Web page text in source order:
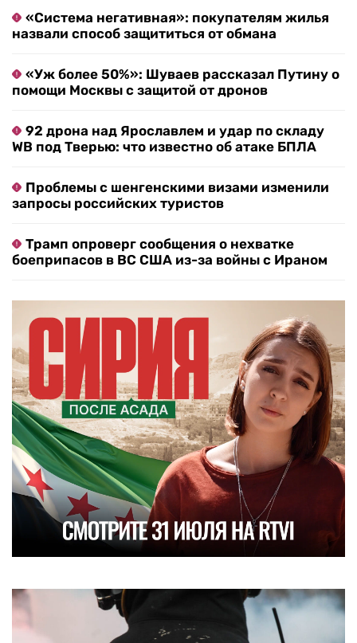
«Система негативная»: покупателям жилья
назвали способ защититься от обмана
«Уж более 50%»: Шуваев рассказал Путину о
помощи Москвы с защитой от дронов
92 дрона над Ярославлем и удар по складу
WB под Тверью: что известно об атаке БПЛА
Проблемы с шенгенскими визами изменили
запросы российских туристов
Трамп опроверг сообщения о нехватке
боеприпасов в ВС США из-за войны с Ираном